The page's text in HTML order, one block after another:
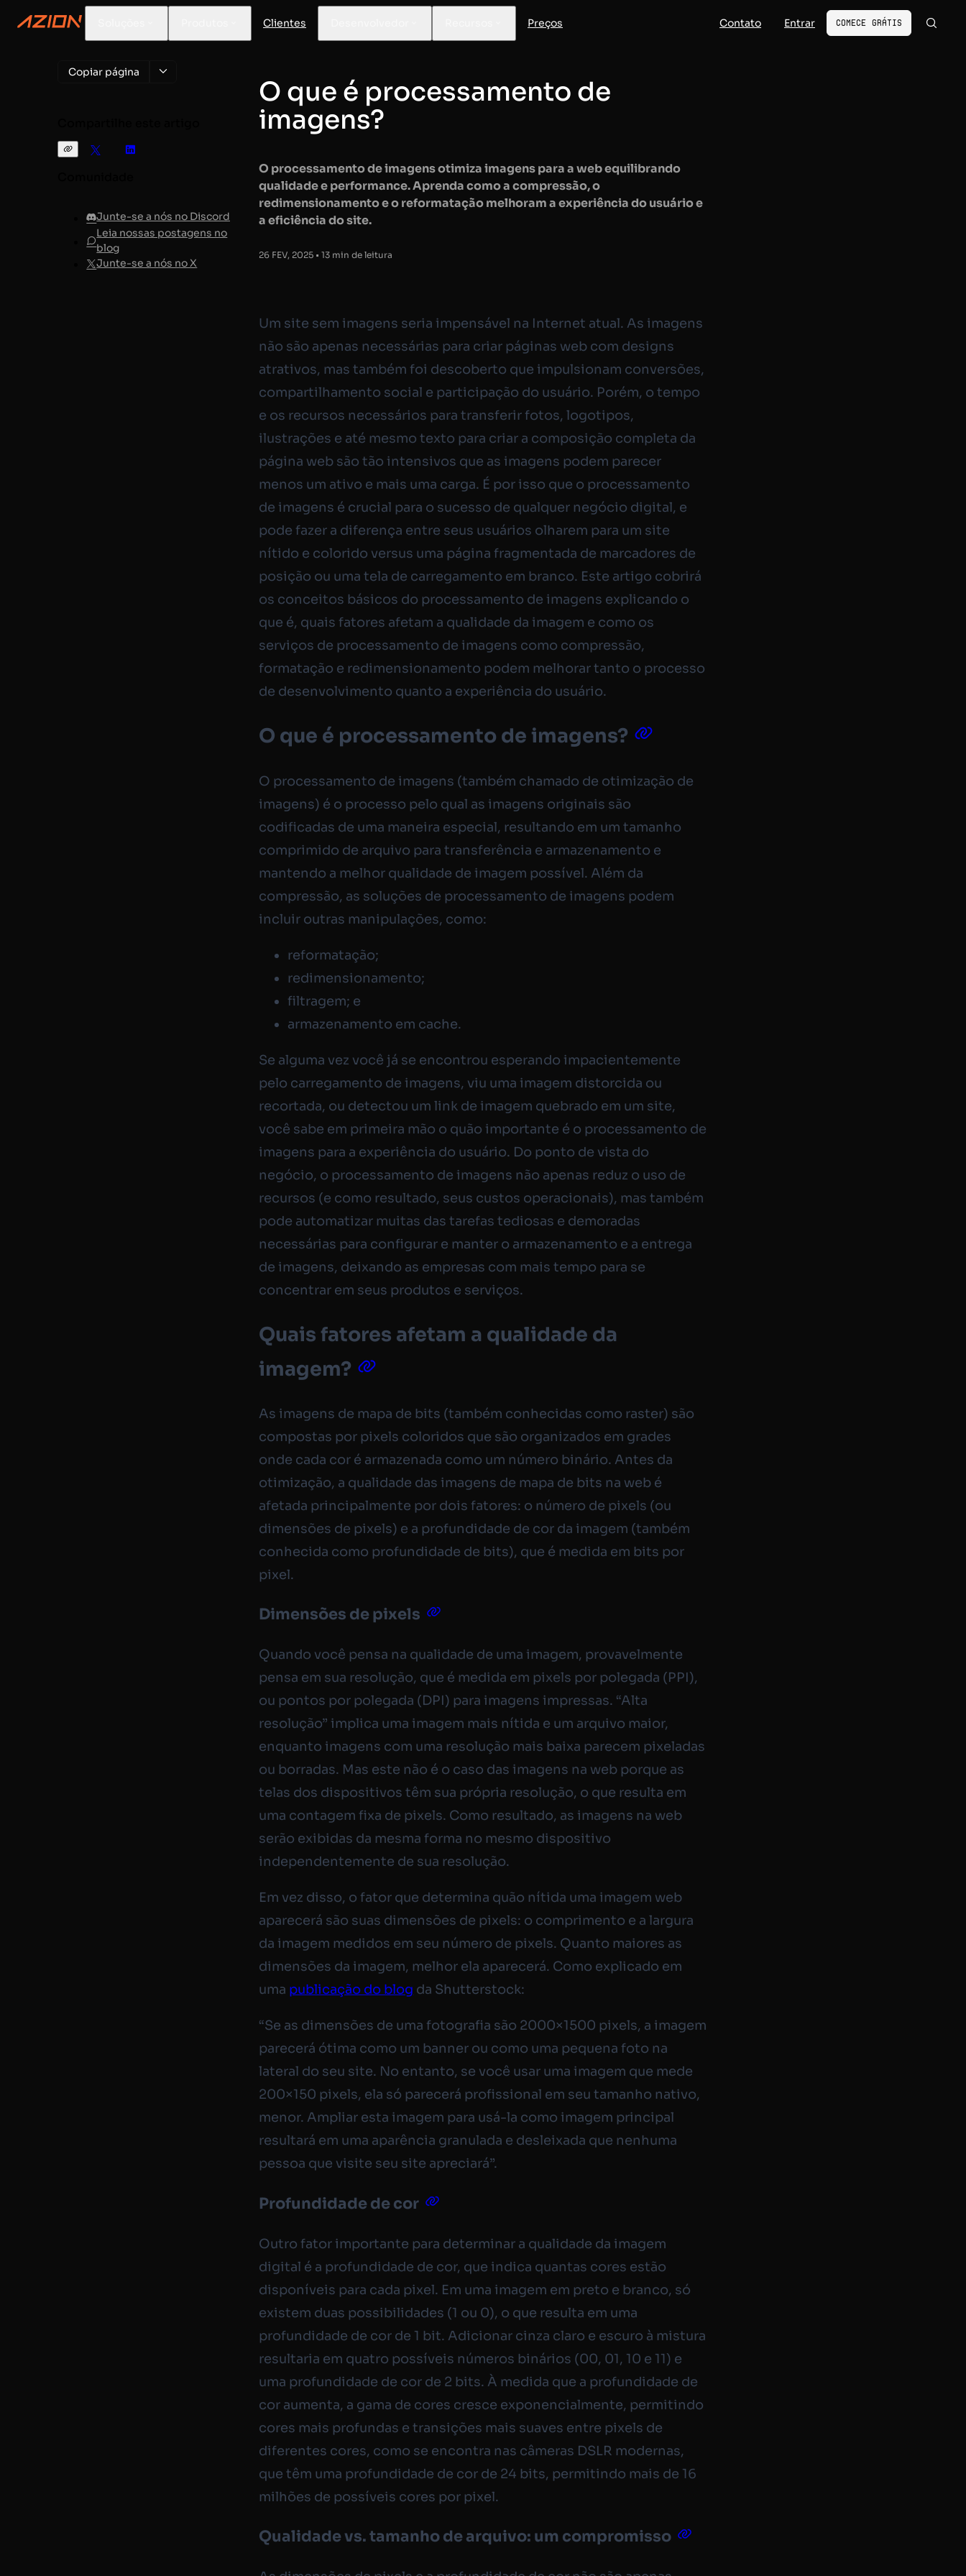
Clientes Preços Contato Entrar Comece Grátis
Copiar página
Junte-se a nós no Discord
Leia nossas postagens no
blog
Junte-se a nós no X
O que é processamento de
imagens?
O processamento de imagens otimiza imagens para a web equilibrando
qualidade e performance. Aprenda como a compressão, o
redimensionamento e o reformatação melhoram a experiência do usuário e
a eficiência do site.
26 FEV, 2025 • 13 min de leitura
Um site sem imagens seria impensável na Internet atual. As imagens
não são apenas necessárias para criar páginas web com designs
atrativos, mas também foi descoberto que impulsionam conversões,
compartilhamento social e participação do usuário. Porém, o tempo
e os recursos necessários para transferir fotos, logotipos,
ilustrações e até mesmo texto para criar a composição completa da
página web são tão intensivos que as imagens podem parecer
menos um ativo e mais uma carga. É por isso que o processamento
de imagens é crucial para o sucesso de qualquer negócio digital, e
pode fazer a diferença entre seus usuários olharem para um site
nítido e colorido versus uma página fragmentada de marcadores de
posição ou uma tela de carregamento em branco. Este artigo cobrirá
os conceitos básicos do processamento de imagens explicando o
que é, quais fatores afetam a qualidade da imagem e como os
serviços de processamento de imagens como compressão,
formatação e redimensionamento podem melhorar tanto o processo
de desenvolvimento quanto a experiência do usuário.
O que é processamento de imagens?
O processamento de imagens (também chamado de otimização de
imagens) é o processo pelo qual as imagens originais são
codificadas de uma maneira especial, resultando em um tamanho
comprimido de arquivo para transferência e armazenamento e
mantendo a melhor qualidade de imagem possível. Além da
compressão, as soluções de processamento de imagens podem
incluir outras manipulações, como:
reformatação;
redimensionamento;
filtragem; e
armazenamento em cache.
Se alguma vez você já se encontrou esperando impacientemente
pelo carregamento de imagens, viu uma imagem distorcida ou
recortada, ou detectou um link de imagem quebrado em um site,
você sabe em primeira mão o quão importante é o processamento de
imagens para a experiência do usuário. Do ponto de vista do
negócio, o processamento de imagens não apenas reduz o uso de
recursos (e como resultado, seus custos operacionais), mas também
pode automatizar muitas das tarefas tediosas e demoradas
necessárias para configurar e manter o armazenamento e a entrega
de imagens, deixando as empresas com mais tempo para se
concentrar em seus produtos e serviços.
Quais fatores afetam a qualidade da
imagem?
As imagens de mapa de bits (também conhecidas como raster) são
compostas por pixels coloridos que são organizados em grades
onde cada cor é armazenada como um número binário. Antes da
otimização, a qualidade das imagens de mapa de bits na web é
afetada principalmente por dois fatores: o número de pixels (ou
dimensões de pixels) e a profundidade de cor da imagem (também
conhecida como profundidade de bits), que é medida em bits por
pixel.
Dimensões de pixels
Quando você pensa na qualidade de uma imagem, provavelmente
pensa em sua resolução, que é medida em pixels por polegada (PPI),
ou pontos por polegada (DPI) para imagens impressas. “Alta
resolução” implica uma imagem mais nítida e um arquivo maior,
enquanto imagens com uma resolução mais baixa parecem pixeladas
ou borradas. Mas este não é o caso das imagens na web porque as
telas dos dispositivos têm sua própria resolução, o que resulta em
uma contagem fixa de pixels. Como resultado, as imagens na web
serão exibidas da mesma forma no mesmo dispositivo
independentemente de sua resolução.
Em vez disso, o fator que determina quão nítida uma imagem web
aparecerá são suas dimensões de pixels: o comprimento e a largura
da imagem medidos em seu número de pixels. Quanto maiores as
dimensões da imagem, melhor ela aparecerá. Como explicado em
uma publicação do blog da Shutterstock:
“Se as dimensões de uma fotografia são 2000×1500 pixels, a imagem
parecerá ótima como um banner ou como uma pequena foto na
lateral do seu site. No entanto, se você usar uma imagem que mede
200×150 pixels, ela só parecerá profissional em seu tamanho nativo,
menor. Ampliar esta imagem para usá-la como imagem principal
resultará em uma aparência granulada e desleixada que nenhuma
pessoa que visite seu site apreciará”.
Profundidade de cor
Outro fator importante para determinar a qualidade da imagem
digital é a profundidade de cor, que indica quantas cores estão
disponíveis para cada pixel. Em uma imagem em preto e branco, só
existem duas possibilidades (1 ou 0), o que resulta em uma
profundidade de cor de 1 bit. Adicionar cinza claro e escuro à mistura
resultaria em quatro possíveis números binários (00, 01, 10 e 11) e
uma profundidade de cor de 2 bits. À medida que a profundidade de
cor aumenta, a gama de cores cresce exponencialmente, permitindo
cores mais profundas e transições mais suaves entre pixels de
diferentes cores, como se encontra nas câmeras DSLR modernas,
que têm uma profundidade de cor de 24 bits, permitindo mais de 16
milhões de possíveis cores por pixel.
Qualidade vs. tamanho de arquivo: um compromisso